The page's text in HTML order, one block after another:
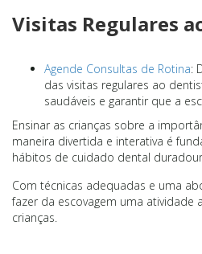
Visitas Regulares
Agende Consultas de Rotina:
das visitas regulares ao
saudáveis e garantir que a
Ensinar as crianças sobre a
maneira divertida e interativa é
hábitos de cuidado dental
Com técnicas adequadas e uma
fazer da escovagem uma atividade
crianças.